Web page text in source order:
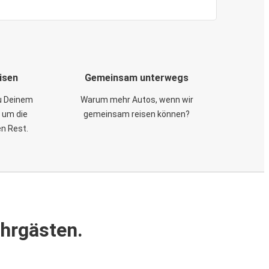
Deinem
die
Rest.
Gemeinsam unterwegs
Warum mehr Autos, wenn wir
gemeinsam reisen können?